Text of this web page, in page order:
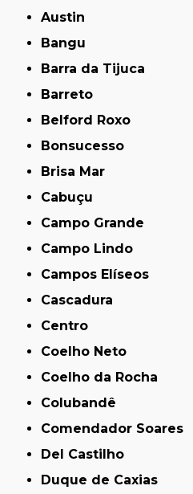
Austin
Bangu
Barra da Tijuca
Barreto
Belford Roxo
Bonsucesso
Brisa Mar
Cabuçu
Campo Grande
Campo Lindo
Campos Elíseos
Cascadura
Centro
Coelho Neto
Coelho da Rocha
Colubandê
Comendador Soares
Del Castilho
Duque de Caxias